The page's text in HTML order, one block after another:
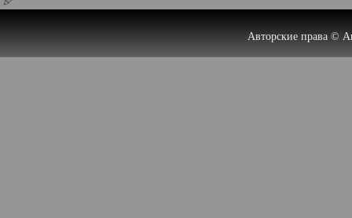
Авторские права ©